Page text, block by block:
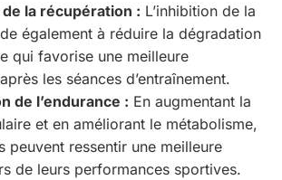
la récupération : L’inhibition de la
également à réduire la dégradation
qui favorise une meilleure
les séances d’entraînement.
de l’endurance : En augmentant la
et en améliorant le métabolisme,
peuvent ressentir une meilleure
de leurs performances sportives.